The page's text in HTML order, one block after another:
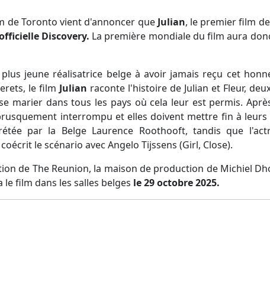
de Toronto vient d'annoncer queJulian, le premier film
Discovery. La première mondiale du film aura
jeune réalisatrice belge à avoir jamais reçu cet
le film Julian raconte l'histoire de Julian et Fleur,
marier dans tous les pays où cela leur est permis.
interrompu et elles doivent mettre fin à
par la Belge Laurence Roothooft, tandis que
le scénario avec Angelo Tijssens (Girl, Close).
de The Reunion, la maison de production de Michiel
film dans les salles belges le 29 octobre 2025.